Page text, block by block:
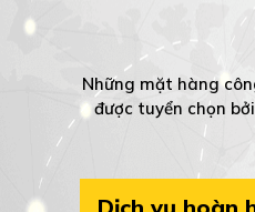
Những mặt hàng
được tuyển chọn